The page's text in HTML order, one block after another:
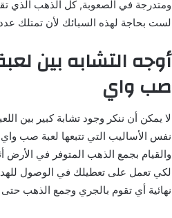
ومتدرجة في الصعوبة, كل الذهب الذي
لست بحاجة لهذه السبائك لأن تمتلك عدد
أوجه التشابه بين
صب واي
والقيام بجمع الذهب المتوفر في الأرض
نهائية أي تقوم بالجري وجمع الذهب